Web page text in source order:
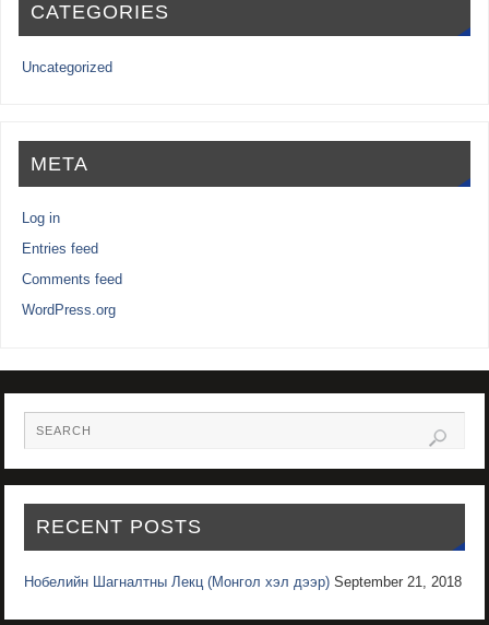
CATEGORIES
Uncategorized
META
Log in
Entries feed
Comments feed
WordPress.org
RECENT POSTS
Нобелийн Шагналтны Лекц (Монгол хэл дээр) September 21, 2018